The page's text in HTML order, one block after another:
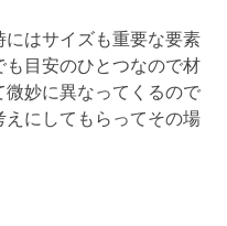
はサイズも重要な要素
目安のひとつなので材
妙に異なってくるので
にしてもらってその場